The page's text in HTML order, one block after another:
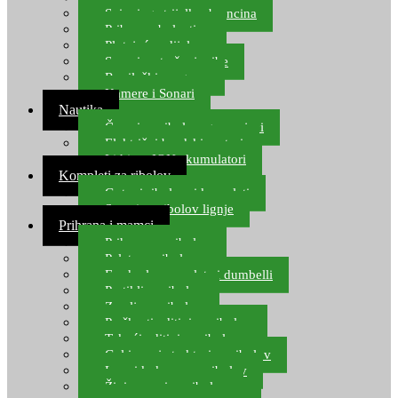
Spinning strijelke, brancina
Pribor za bolentino
Plutajuća odijela
Sonari za traženje ribe
Ronilački program
Kamere i Sonari
Nautika
Čamci za ribolov, gumenjaci
Električni brodski motori
Lithium ION akumulatori
Kompleti za ribolov
Gotovi ribolovni kompleti
Setovi za ribolov lignje
Prihrana i mamci
Prihrana za ribolov
Pelete za ribolov
Feeder lovne pelete i dumbelli
Partikli za ribolov
Zemlja za ribolov
Praškasti aditivi za ribolov
Tekući aditivi za ribolov
Gel i sprej atraktori za ribolov
Lovni kukuruz za ribolov
Živi mamci za ribolov